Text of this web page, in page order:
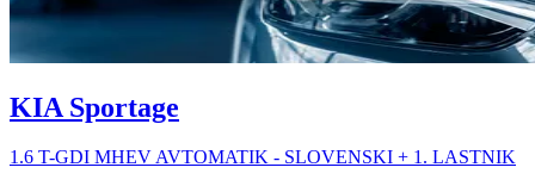
KIA Sportage
1.6 T-GDI MHEV AVTOMATIK - SLOVENSKI + 1. LASTNIK